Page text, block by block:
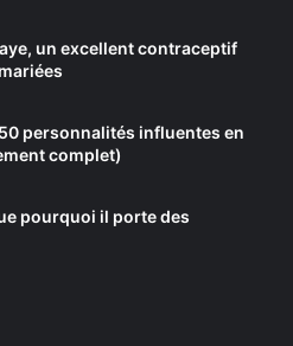
un excellent contraceptif
personnalités influentes en
complet)
pourquoi il porte des